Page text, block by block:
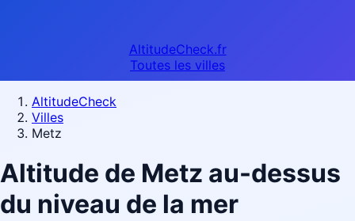
AltitudeCheck.fr
Toutes les villes
AltitudeCheck
Villes
Metz
Altitude de Metz au-dessus
du niveau de la mer